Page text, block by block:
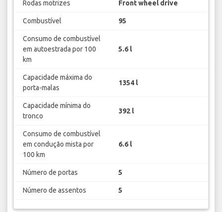
Rodas motrizes Front wheel drive
Combustível 95
Consumo de combustível
em autoestrada por 100
km
5.6 l
Capacidade máxima do
porta-malas
1354 l
Capacidade mínima do
tronco
392 l
Consumo de combustível
em condução mista por
100 km
6.6 l
Número de portas 5
Número de assentos 5